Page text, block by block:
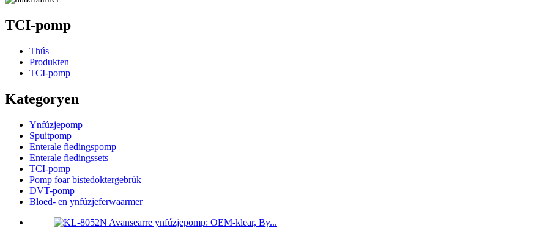
TCI-pomp
Thús
Produkten
TCI-pomp
Kategoryen
Ynfúzjepomp
Spuitpomp
Enterale fiedingspomp
Enterale fiedingssets
TCI-pomp
Pomp foar bistedoktergebrûk
DVT-pomp
Bloed- en ynfúzjeferwaarmer